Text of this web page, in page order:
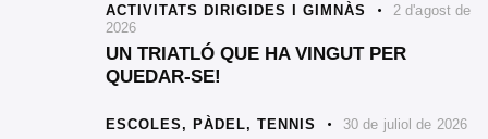
ACTIVITATS DIRIGIDES I GIMNÀS
2 d'agost de
2026
UN TRIATLÓ QUE HA VINGUT PER
QUEDAR-SE!
ESCOLES, PÀDEL, TENNIS 30 de juliol de 2026